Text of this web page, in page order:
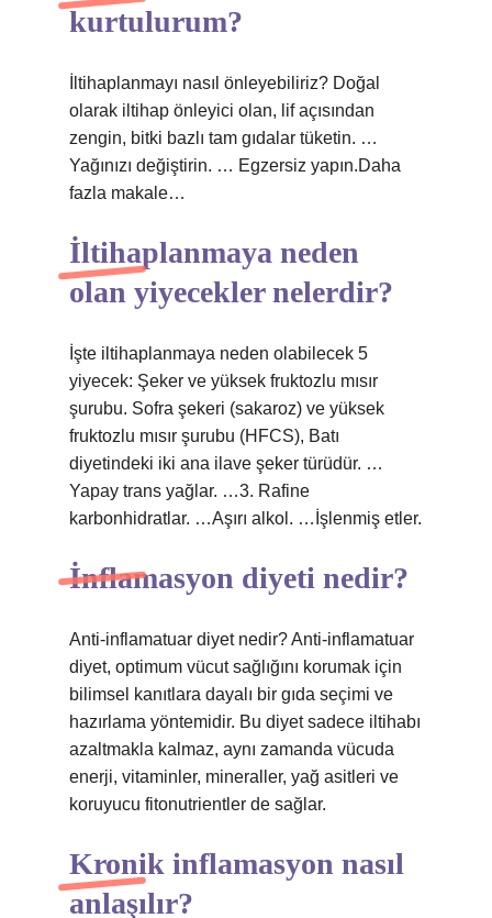
kurtulurum?
İltihaplanmayı nasıl önleyebiliriz? Doğal
olarak iltihap önleyici olan, lif açısından
zengin, bitki bazlı tam gıdalar tüketin. …
Yağınızı değiştirin. … Egzersiz yapın.Daha
fazla makale…
İltihaplanmaya neden
olan yiyecekler nelerdir?
İşte iltihaplanmaya neden olabilecek 5
yiyecek: Şeker ve yüksek fruktozlu mısır
şurubu. Sofra şekeri (sakaroz) ve yüksek
fruktozlu mısır şurubu (HFCS), Batı
diyetindeki iki ana ilave şeker türüdür. …
Yapay trans yağlar. …3. Rafine
karbonhidratlar. …Aşırı alkol. …İşlenmiş etler.
İnflamasyon diyeti nedir?
Anti-inflamatuar diyet nedir? Anti-inflamatuar
diyet, optimum vücut sağlığını korumak için
bilimsel kanıtlara dayalı bir gıda seçimi ve
hazırlama yöntemidir. Bu diyet sadece iltihabı
azaltmakla kalmaz, aynı zamanda vücuda
enerji, vitaminler, mineraller, yağ asitleri ve
koruyucu fitonutrientler de sağlar.
Kronik inflamasyon nasıl
anlaşılır?